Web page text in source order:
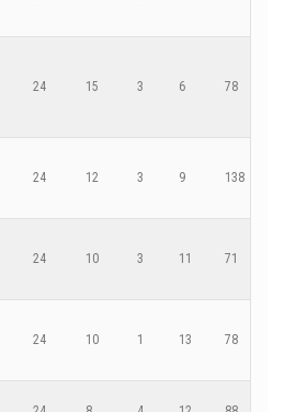
24 15 3 6 78
24 12 3 9 138
24 10 3 11 71
24 10 1 13 78